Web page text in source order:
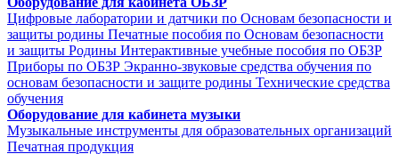
Цифровые лаборатории и датчики по Основам безопасности и
защиты родины Печатные пособия по Основам безопасности
и защиты Родины Интерактивные учебные пособия по ОБЗР
Приборы по ОБЗР Экранно-звуковые средства обучения по
основам безопасности и защите родины Технические средства
обучения
Оборудование для кабинета музыки
Музыкальные инструменты для образовательных организаций
Печатная продукция